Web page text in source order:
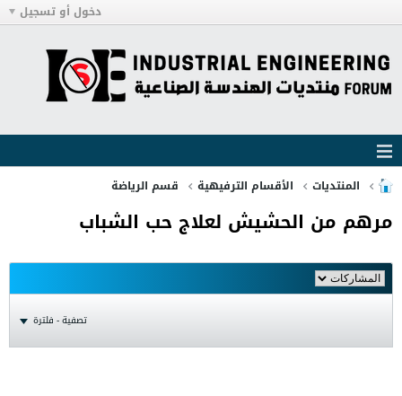
دخول أو تسجيل
المنتديات الأقسام الترفيهية قسم الرياضة
مرهم من الحشيش لعلاج حب الشباب
تصفية - فلترة